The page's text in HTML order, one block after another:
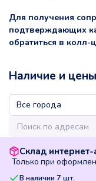
Для получения
подтверждающих
обратиться в колл-
Наличие и цены
Склад интернет-
Только при
В наличии 7 шт.